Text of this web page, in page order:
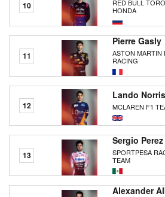
10
RED BULL
HONDA
11
Pierre Gasly
ASTON MARTIN
RACING
12
Lando Norris
MCLAREN F1
13
Sergio Perez
SPORTPESA
TEAM
Alexander